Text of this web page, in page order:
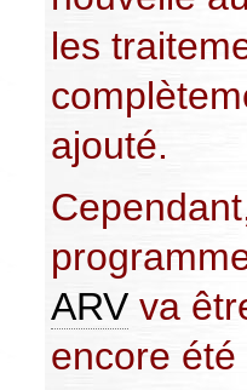
les
ajouté.
ARV va
encore